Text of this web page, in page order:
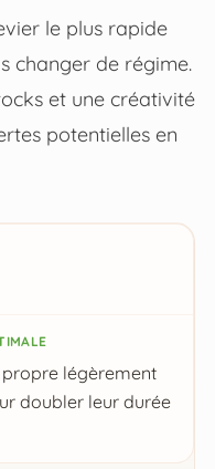
le plus rapide
changer de régime.
et une créativité
potentielles en
légèrement
doubler leur durée